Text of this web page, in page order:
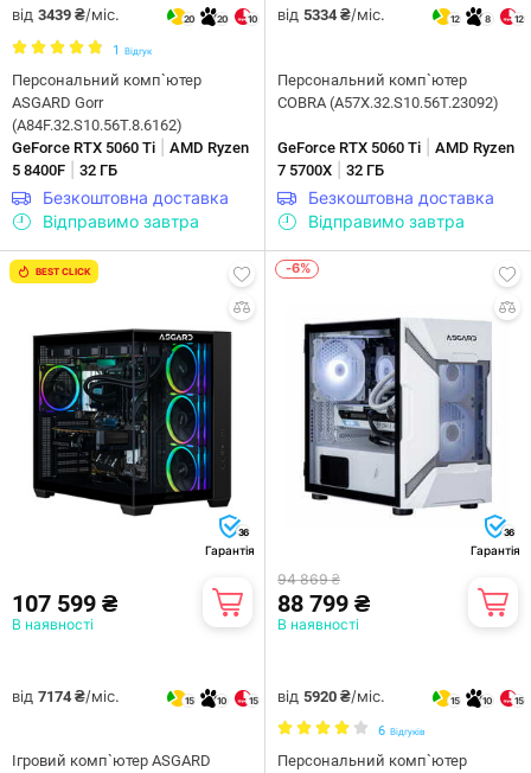
від 3439 ₴/міс. 20 20 10
1 Відгук
Персональний комп`ютер
ASGARD Gorr
(A84F.32.S10.56T.8.6162)
GeForce RTX 5060 Ti
AMD Ryzen
5 8400F
32 ГБ
Безкоштовна доставка
Відправимо завтра
від 5334 ₴/міс. 12 8 12
Персональний комп`ютер
COBRA (A57X.32.S10.56T.23092)
GeForce RTX 5060 Ti
AMD Ryzen
7 5700X
32 ГБ
Безкоштовна доставка
Відправимо завтра
BEST CLICK
36
Гарантія
107 599 ₴
В наявності
від 7174 ₴/міс. 15 10 15
Ігровий комп`ютер ASGARD
-6%
36
Гарантія
94 869 ₴
88 799 ₴
В наявності
від 5920 ₴/міс. 15 10 15
6 Відгуків
Персональний комп`ютер